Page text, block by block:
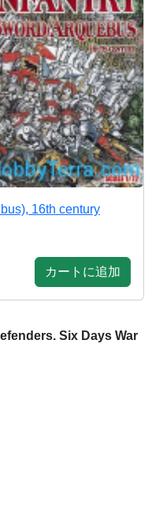
16th century
カートに追加
Six Days War